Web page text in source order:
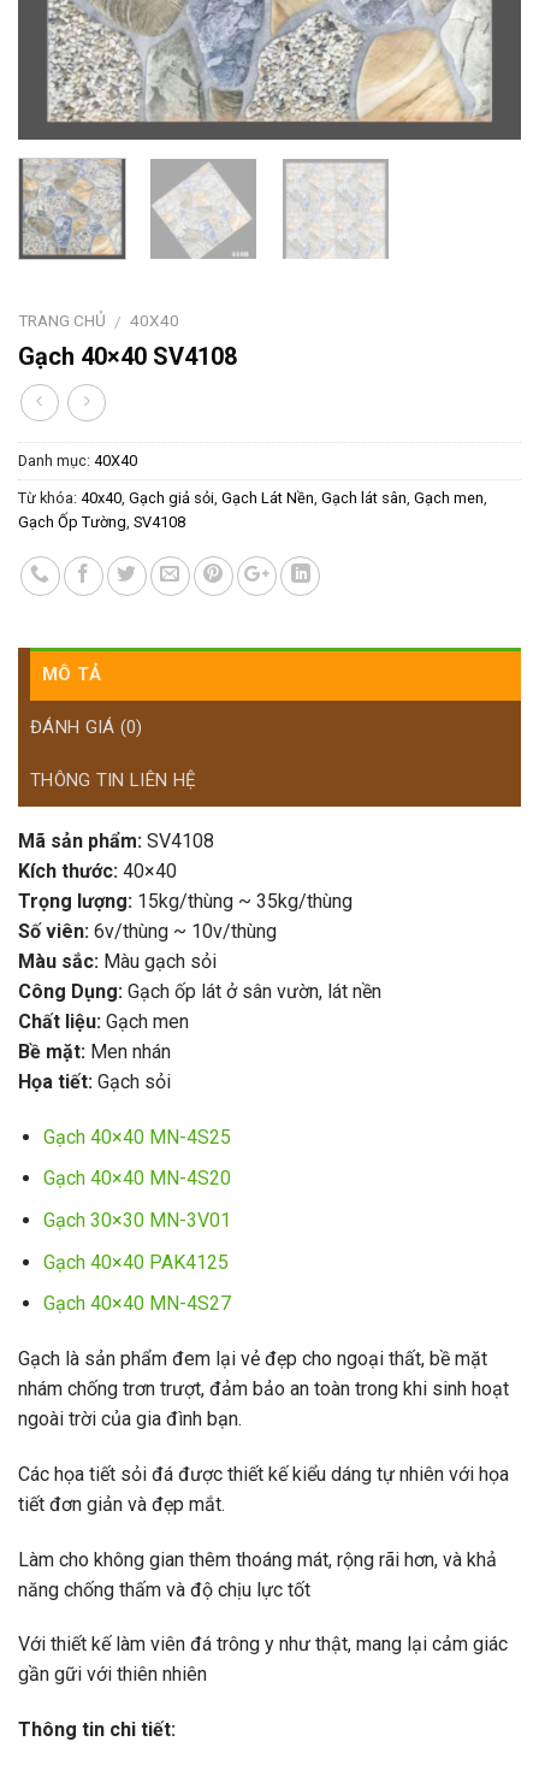
TRANG CHỦ / 40X40
Gạch 40×40 SV4108
Danh mục: 40X40
Từ khóa: 40x40, Gạch giả sỏi, Gạch Lát Nền, Gạch lát sân, Gạch men,
Gạch Ốp Tường, SV4108
MÔ TẢ
ĐÁNH GIÁ (0)
THÔNG TIN LIÊN HỆ
Mã sản phẩm: SV4108
Kích thước: 40×40
Trọng lượng: 15kg/thùng ~ 35kg/thùng
Số viên: 6v/thùng ~ 10v/thùng
Màu sắc: Màu gạch sỏi
Công Dụng: Gạch ốp lát ở sân vườn, lát nền
Chất liệu: Gạch men
Bề mặt: Men nhán
Họa tiết: Gạch sỏi
Gạch 40×40 MN-4S25
Gạch 40×40 MN-4S20
Gạch 30×30 MN-3V01
Gạch 40×40 PAK4125
Gạch 40×40 MN-4S27
Gạch là sản phẩm đem lại vẻ đẹp cho ngoại thất, bề mặt
nhám chống trơn trượt, đảm bảo an toàn trong khi sinh hoạt
ngoài trời của gia đình bạn.
Các họa tiết sỏi đá được thiết kế kiểu dáng tự nhiên với họa
tiết đơn giản và đẹp mắt.
Làm cho không gian thêm thoáng mát, rộng rãi hơn, và khả
năng chống thấm và độ chịu lực tốt
Với thiết kế làm viên đá trông y như thật, mang lại cảm giác
gần gữi với thiên nhiên
Thông tin chi tiết: